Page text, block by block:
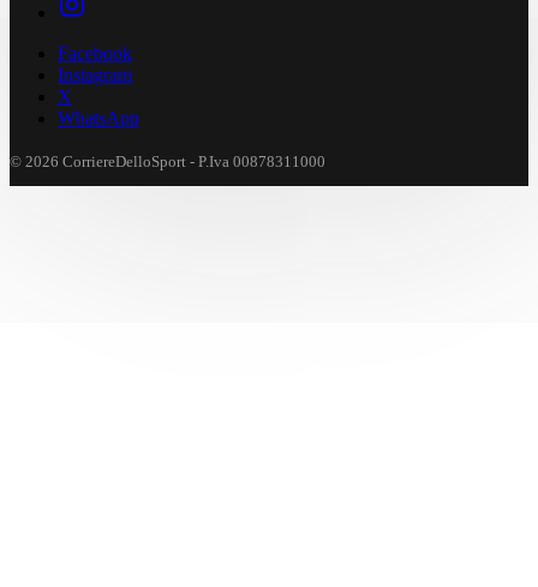
Facebook
Instagram
X
WhatsApp
© 2026 CorriereDelloSport - P.Iva 00878311000